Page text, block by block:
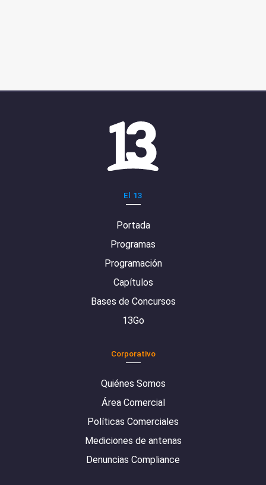
El 13
Portada
Programas
Programación
Capítulos
Bases de Concursos
13Go
Corporativo
Quiénes Somos
Área Comercial
Políticas Comerciales
Mediciones de antenas
Denuncias Compliance